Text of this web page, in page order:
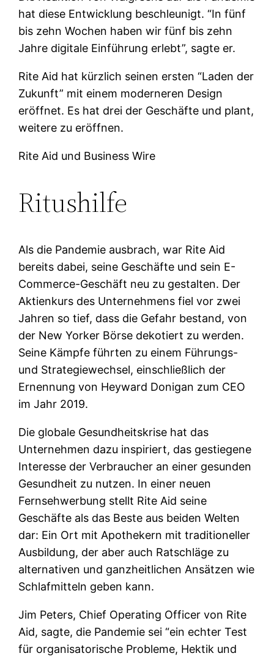
hat diese Entwicklung beschleunigt. “In fünf
bis zehn Wochen haben wir fünf bis zehn
Jahre digitale Einführung erlebt”, sagte er.
Rite Aid hat kürzlich seinen ersten “Laden der
Zukunft” mit einem moderneren Design
eröffnet. Es hat drei der Geschäfte und plant,
weitere zu eröffnen.
Rite Aid und Business Wire
Ritushilfe
Als die Pandemie ausbrach, war Rite Aid
bereits dabei, seine Geschäfte und sein E-
Commerce-Geschäft neu zu gestalten. Der
Aktienkurs des Unternehmens fiel vor zwei
Jahren so tief, dass die Gefahr bestand, von
der New Yorker Börse dekotiert zu werden.
Seine Kämpfe führten zu einem Führungs-
und Strategiewechsel, einschließlich der
Ernennung von Heyward Donigan zum CEO
im Jahr 2019.
Die globale Gesundheitskrise hat das
Unternehmen dazu inspiriert, das gestiegene
Interesse der Verbraucher an einer gesunden
Gesundheit zu nutzen. In einer neuen
Fernsehwerbung stellt Rite Aid seine
Geschäfte als das Beste aus beiden Welten
dar: Ein Ort mit Apothekern mit traditioneller
Ausbildung, der aber auch Ratschläge zu
alternativen und ganzheitlichen Ansätzen wie
Schlafmitteln geben kann.
Jim Peters, Chief Operating Officer von Rite
Aid, sagte, die Pandemie sei “ein echter Test
für organisatorische Probleme, Hektik und